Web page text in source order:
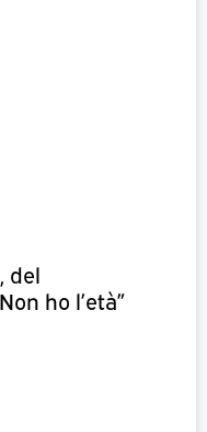
del
ho l’età”